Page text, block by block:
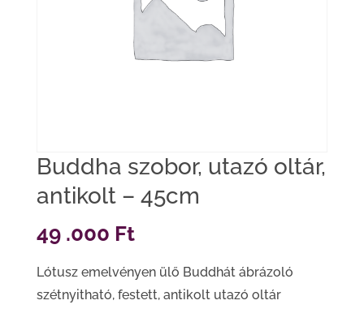
Buddha szobor, utazó oltár,
antikolt – 45cm
49 .000 Ft
Lótusz emelvényen ülő Buddhát ábrázoló
szétnyitható, festett, antikolt utazó oltár